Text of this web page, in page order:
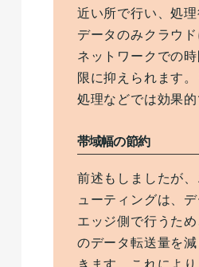
近い所で行い、処
データのみクラウド
ネットワークでの
限に抑えられます
処理などでは効果的
帯域幅の節約
前述もしましたが
ューティングは、
エッジ側で行うた
のデータ転送量を